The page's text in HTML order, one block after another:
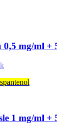
0,5 mg/ml
1 mg/ml